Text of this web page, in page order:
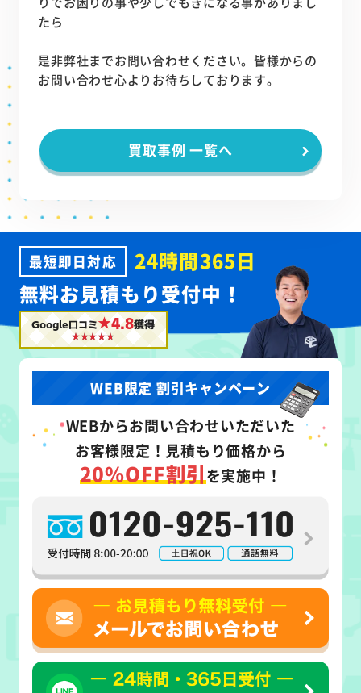
たら
是非弊社までお問い合わせください。皆様からの
お問い合わせ心よりお待ちしております。
買取事例 一覧へ
最短即日対応
24時間365日
無料お見積もり受付中！
Google口コミ★4.8獲得
WEB限定 割引キャンペーン
WEBからお問い合わせいただいた
お客様限定！ 見積もり価格から
20%OFF割引を実施中！